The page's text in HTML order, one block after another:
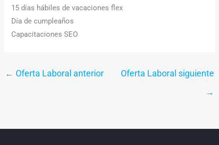
15 días hábiles de vacaciones flex
Día de cumpleaños
Capacitaciones SEO
← Oferta Laboral anterior
Oferta Laboral siguiente
→